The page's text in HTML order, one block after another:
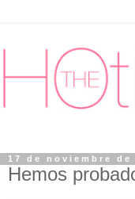
17 de noviembre de
Hemos